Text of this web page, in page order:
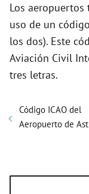
Los
uso de un
los dos). Este
Aviación Civil
tres letras.
Código ICAO del
Aeropuerto de